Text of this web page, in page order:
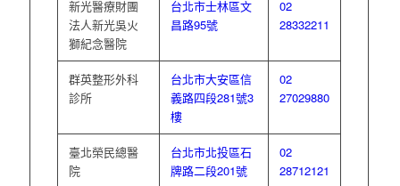
新光醫療財團
法人新光吳火
獅紀念醫院
台北市士林區文
昌路95號
02
28332211
群英整形外科
診所
台北市大安區信
義路四段281號3
樓
02
27029880
臺北榮民總醫
院
台北市北投區石
牌路二段201號
02
28712121